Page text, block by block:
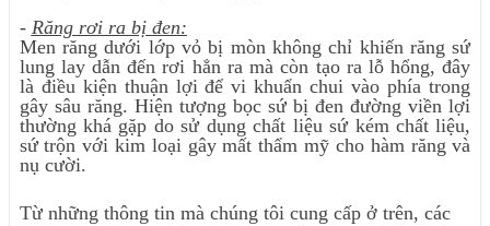
- Răng rơi ra bị đen:
Men răng dưới lớp vỏ bị mòn không chỉ khiến răng sứ
lung lay dẫn đến rơi hẳn ra mà còn tạo ra lỗ hổng, đây
là điều kiện thuận lợi để vi khuẩn chui vào phía trong
gây sâu răng. Hiện tượng bọc sứ bị đen đường viền lợi
thường khá gặp do sử dụng chất liệu sứ kém chất liệu,
sứ trộn với kim loại gây mất thẩm mỹ cho hàm răng và
nụ cười.
Từ những thông tin mà chúng tôi cung cấp ở trên, các